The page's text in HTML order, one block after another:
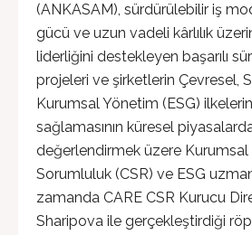
(ANKASAM), sürdürülebilir iş
gücü ve uzun vadeli kârlılık
liderliğini destekleyen başarılı
projeleri ve şirketlerin Çevresel,
Kurumsal Yönetim (ESG)
sağlamasının küresel
değerlendirmek üzere
Sorumluluk (CSR) ve ESG
zamanda CARE CSR Kurucu
Sharipova ile gerçekleştirdiği